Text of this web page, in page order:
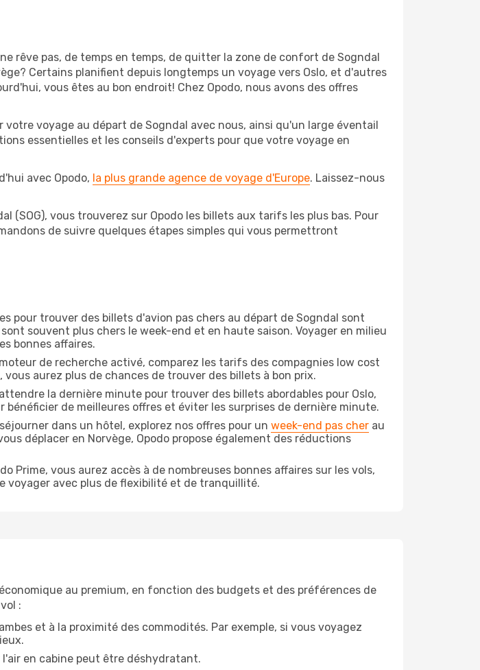
rêve pas, de temps en temps, de quitter la zone de confort de Sogndal
Certains planifient depuis longtemps un voyage vers Oslo, et d'autres
vous êtes au bon endroit! Chez Opodo, nous avons des offres
voyage au départ de Sogndal avec nous, ainsi qu'un large éventail
essentielles et les conseils d'experts pour que votre voyage en
avec Opodo, la plus grande agence de voyage d'Europe. Laissez-nous
(SOG), vous trouverez sur Opodo les billets aux tarifs les plus bas. Pour
de suivre quelques étapes simples qui vous permettront
pour trouver des billets d'avion pas chers au départ de Sogndal sont
souvent plus chers le week-end et en haute saison. Voyager en milieu
bonnes affaires.
de recherche activé, comparez les tarifs des compagnies low cost
aurez plus de chances de trouver des billets à bon prix.
la dernière minute pour trouver des billets abordables pour Oslo,
de meilleures offres et éviter les surprises de dernière minute.
dans un hôtel, explorez nos offres pour un week-end pas cher au
déplacer en Norvège, Opodo propose également des réductions
Prime, vous aurez accès à de nombreuses bonnes affaires sur les vols,
voyager avec plus de flexibilité et de tranquillité.
au premium, en fonction des budgets et des préférences de
:
et à la proximité des commodités. Par exemple, si vous voyagez
en cabine peut être déshydratant.